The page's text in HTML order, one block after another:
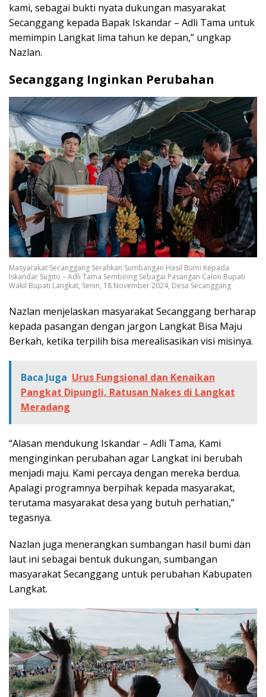
kami, sebagai bukti nyata dukungan masyarakat
Secanggang kepada Bapak Iskandar – Adli Tama untuk
memimpin Langkat lima tahun ke depan,” ungkap
Nazlan.
Secanggang Inginkan Perubahan
Masyarakat Secanggang Serahkan Sumbangan Hasil Bumi Kepada
Iskandar Sugito – Adli Tama Sembiring Sebagai Pasangan Calon Bupati
Wakil Bupati Langkat, Senin, 18 November 2024, Desa Secanggang
Nazlan menjelaskan masyarakat Secanggang berharap
kepada pasangan dengan jargon Langkat Bisa Maju
Berkah, ketika terpilih bisa merealisasikan visi misinya.
Baca Juga Urus Fungsional dan Kenaikan
Pangkat Dipungli, Ratusan Nakes di Langkat
Meradang
“Alasan mendukung Iskandar – Adli Tama, Kami
menginginkan perubahan agar Langkat ini berubah
menjadi maju. Kami percaya dengan mereka berdua.
Apalagi programnya berpihak kepada masyarakat,
terutama masyarakat desa yang butuh perhatian,”
tegasnya.
Nazlan juga menerangkan sumbangan hasil bumi dan
laut ini sebagai bentuk dukungan, sumbangan
masyarakat Secanggang untuk perubahan Kabupaten
Langkat.